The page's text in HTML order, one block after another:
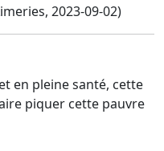
2023-09-02)
en pleine santé, cette
piquer cette pauvre